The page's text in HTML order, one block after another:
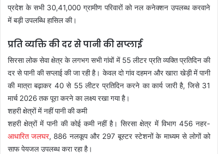
प्रदेश के सभी 30,41,000 ग्रामीण परिवारों को नल कनेक्शन उपलब्ध करवाने
में बड़ी उपलब्धि हासिल की।
प्रति व्यक्ति की दर से पानी की सप्लाई
सिरसा लोक सेवा क्षेत्र के लगभग सभी गांवों में 55 लीटर प्रति व्यक्ति प्रतिदिन की
दर से पानी की सप्लाई की जा रही है। केवल दो गांव दहमन और खारा खेड़ी में पानी
की मात्रा बढ़ाकर 40 से 55 लीटर प्रतिदिन करने का कार्य जारी है, जिसे 31
मार्च 2026 तक पूरा करने का लक्ष्य रखा गया है।
शहरी क्षेत्रों में नहीं पानी की कमी
शहरी क्षेत्रों में पानी की कोई कमी नहीं है। सिरसा क्षेत्र में विभाग 456 नहर-
आधारित जलघर, 886 नलकूप और 297 बूस्टर स्टेशनों के माध्यम से लोगों को
साफ पेयजल उपलब्ध करा रहा है।